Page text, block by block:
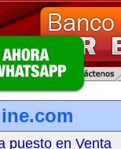
puesto en Venta